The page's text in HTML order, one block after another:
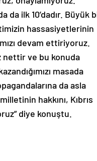
ilk 10’dadır. Büyük bir
hassasiyetlerinin
devam ettiriyoruz.
nettir ve bu konuda
masada
da asla
hakkını, Kıbrıs
diye konuştu.